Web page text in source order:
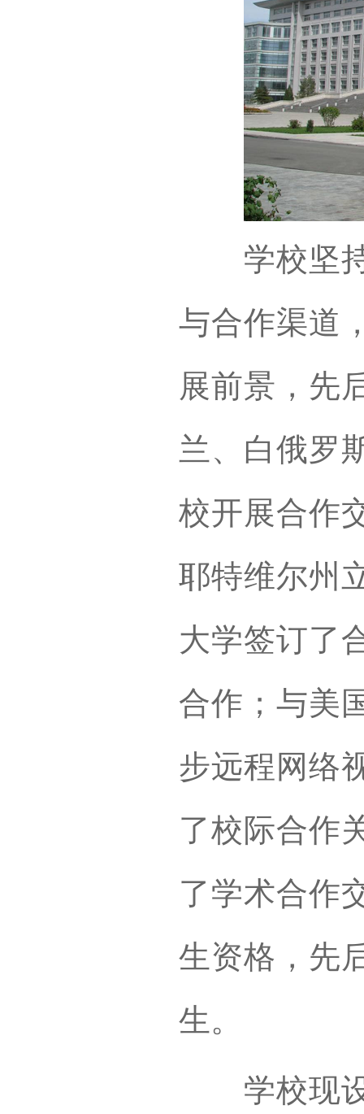
学校坚持
与合作渠道
展前景，先
兰、白俄罗
校开展合作
耶特维尔州
大学签订了
合作；与美
步远程网络
了校际合作
了学术合作
生资格，先
生。
学校现设